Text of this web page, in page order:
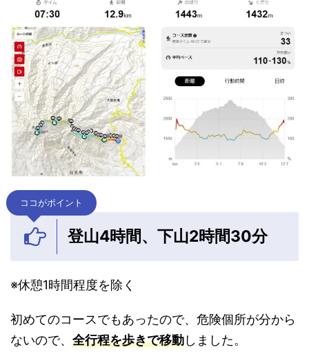
ココがポイント
登山4時間、下山2時間30分
※休憩1時間程度を除く
初めてのコースでもあったので、危険個所が分から
ないので、 全行程を歩きで移動しました。